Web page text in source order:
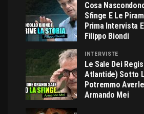
Cosa
Sfinge E Le
Prima Intervista
Filippo Biondi
INTERVISTE
Le Sale Dei
Atlantide) Sotto
Potremmo
Armando Mei